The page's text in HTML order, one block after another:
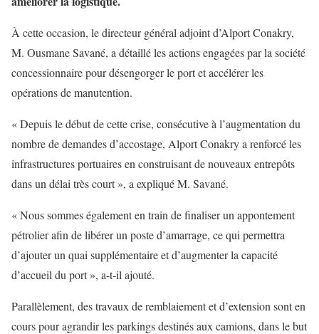
À cette occasion, le directeur général adjoint d’Alport Conakry,
M. Ousmane Savané, a détaillé les actions engagées par la société
concessionnaire pour désengorger le port et accélérer les
opérations de manutention.
« Depuis le début de cette crise, consécutive à l’augmentation du
nombre de demandes d’accostage, Alport Conakry a renforcé les
infrastructures portuaires en construisant de nouveaux entrepôts
dans un délai très court », a expliqué M. Savané.
« Nous sommes également en train de finaliser un appontement
pétrolier afin de libérer un poste d’amarrage, ce qui permettra
d’ajouter un quai supplémentaire et d’augmenter la capacité
d’accueil du port », a-t-il ajouté.
Parallèlement, des travaux de remblaiement et d’extension sont en
cours pour agrandir les parkings destinés aux camions, dans le but